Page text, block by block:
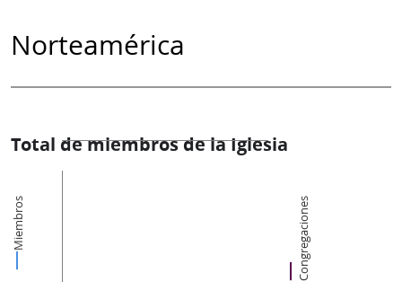
Norteamérica
Total de miembros de la Iglesia
Miembros Congregaciones